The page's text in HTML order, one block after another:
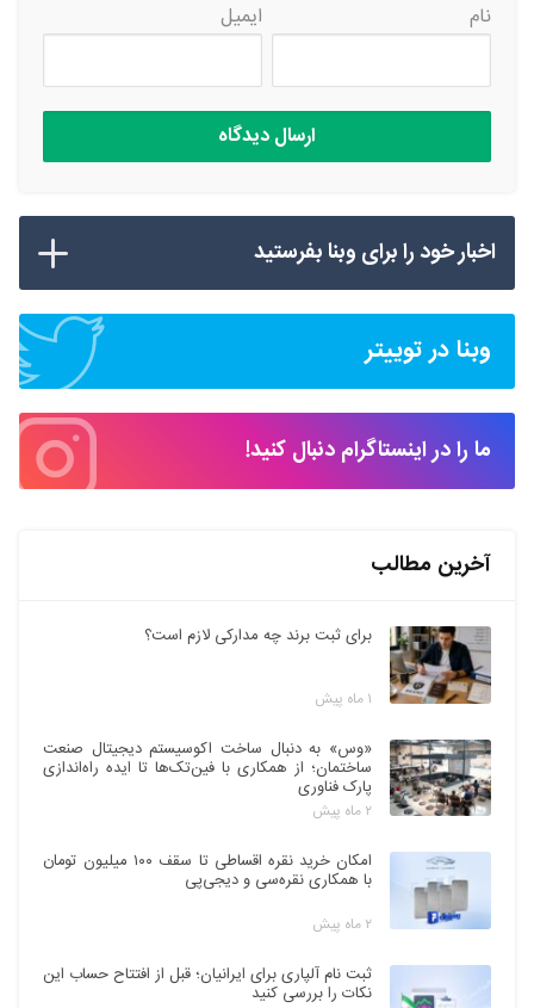
نام ایمیل
اخبار خود را برای وبنا بفرستید
وبنا در توییتر
ما را در اینستاگرام دنبال کنید!
آخرین مطالب
برای ثبت برند چه مدارکی لازم است؟
۱ ماه پیش
«وس» به دنبال ساخت اکوسیستم دیجیتال صنعت
ساختمان؛ از همکاری با فین‌تک‌ها تا ایده راه‌اندازی
پارک فناوری
۲ ماه پیش
امکان خرید نقره اقساطی تا سقف ۱۰۰ میلیون تومان
با همکاری نقره‌سی و دیجی‌پی
۲ ماه پیش
ثبت نام آلپاری برای ایرانیان؛ قبل از افتتاح حساب این
نکات را بررسی کنید